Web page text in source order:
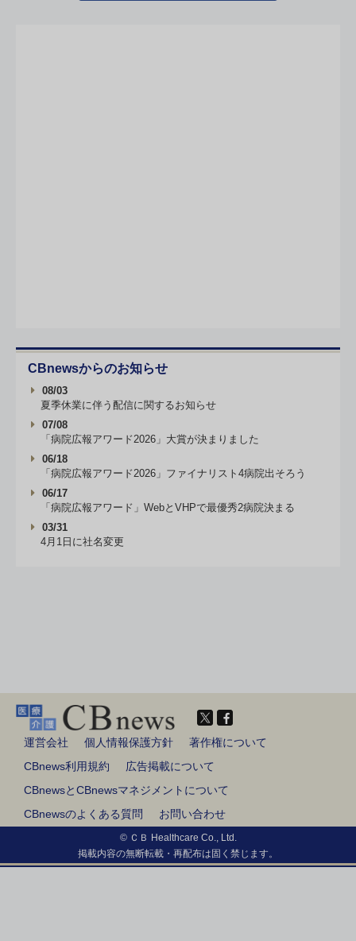
CBnewsからのお知らせ
08/03
夏季休業に伴う配信に関するお知らせ
07/08
「病院広報アワード2026」大賞が決まりました
06/18
「病院広報アワード2026」ファイナリスト4病院出そろう
06/17
「病院広報アワード」WebとVHPで最優秀2病院決まる
03/31
4月1日に社名変更
運営会社 個人情報保護方針
著作権について
CBnews利用規約
広告掲載について
CBnewsとCBnewsマネジメントについて
CBnewsのよくある質問
お問い合わせ
© ＣＢ Healthcare Co., Ltd.
掲載内容の無断転載・再配布は固く禁じます。